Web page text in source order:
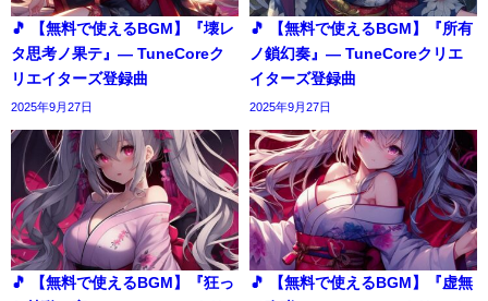
🎵 【無料で使えるBGM】『壊レ
タ思考ノ果テ』― TuneCoreク
リエイターズ登録曲
2025年9月27日
🎵 【無料で使えるBGM】『所有
ノ鎖幻奏』― TuneCoreクリエ
イターズ登録曲
2025年9月27日
🎵 【無料で使えるBGM】『狂っ
🎵 【無料で使えるBGM】『虚無